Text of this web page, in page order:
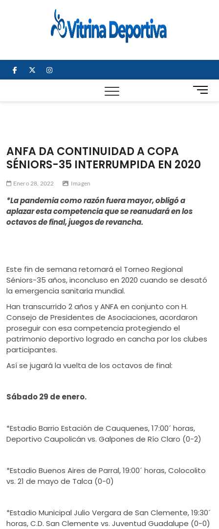
facebook
twitterinstagram
B
o
m
ANFA DA CONTINUIDAD A COPA
SÉNIORS-35 INTERRUMPIDA EN 2020
Enero 28, 2022 Imagen
*La pandemia como razón fuera mayor, obligó a
aplazar esta competencia que se reanudará en los
octavos de final, juegos de revancha.
Este fin de semana retornará el Torneo Regional
Séniors-35 años, inconcluso en 2020 cuando se desató
la emergencia sanitaria mundial.
Han transcurrido 2 años y ANFA en conjunto con H.
Consejo de Presidentes de Asociaciones, acordaron
proseguir con esa competencia protegiendo el
patrimonio deportivo logrado en cancha por los clubes
participantes.
Así se jugará la vuelta de los octavos de final:
Sábado 29 de enero.
*Estadio Barrio Estación de Cauquenes, 17:00´ horas,
Deportivo Caupolicán vs. Galpones de Río Claro (0-2)
*Estadio Buenos Aires de Parral, 19:00´ horas, Colocolito
vs. 21 de mayo de Talca (0-0)
*Estadio Municipal Julio Vergara de San Clemente, 19:30´
horas, C.D. San Clemente vs. Juventud Guadalupe (0-0)